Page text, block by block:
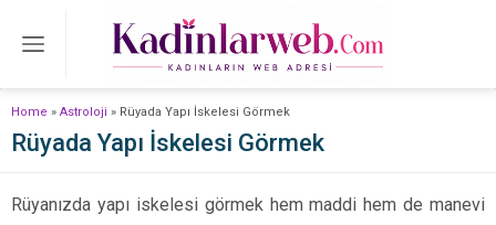
Home » Astroloji » Rüyada Yapı İskelesi Görmek
Rüyada Yapı İskelesi Görmek
Rüyanızda yapı iskelesi görmek hem maddi hem de manevi